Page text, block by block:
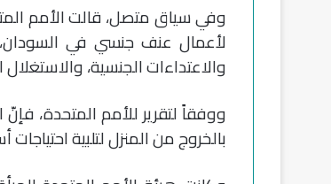
لأعمال عنف جنسي في السودان،
والاعتداءات الجنسية،
ووفقاً لتقرير للأمم المتحدة،
بالخروج من المنزل لتلبية